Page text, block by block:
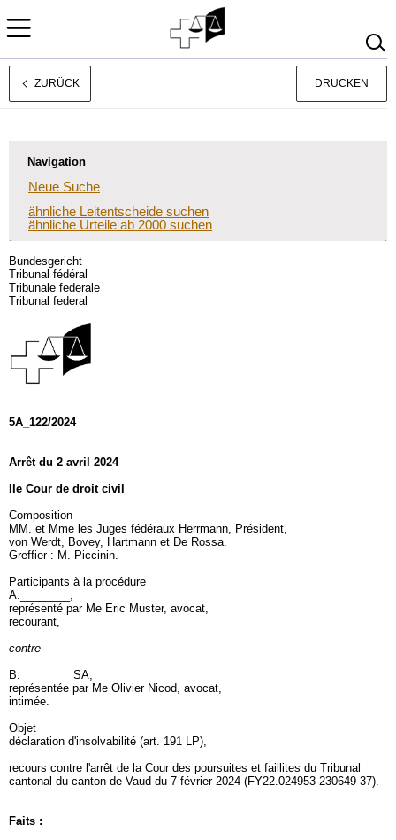
Français
ZURÜCK DRUCKEN
Navigation
Neue Suche
ähnliche Leitentscheide suchen
ähnliche Urteile ab 2000 suchen
Bundesgericht
Tribunal fédéral
Tribunale federale
Tribunal federal
5A_122/2024
Arrêt du 2 avril 2024
IIe Cour de droit civil
Composition
MM. et Mme les Juges fédéraux Herrmann, Président,
von Werdt, Bovey, Hartmann et De Rossa.
Greffier : M. Piccinin.
Participants à la procédure
A.________,
représenté par Me Eric Muster, avocat,
recourant,
contre
B.________ SA,
représentée par Me Olivier Nicod, avocat,
intimée.
Objet
déclaration d'insolvabilité (art. 191 LP),
recours contre l'arrêt de la Cour des poursuites et faillites du Tribunal
cantonal du canton de Vaud du 7 février 2024 (FY22.024953-230649 37).
Faits :